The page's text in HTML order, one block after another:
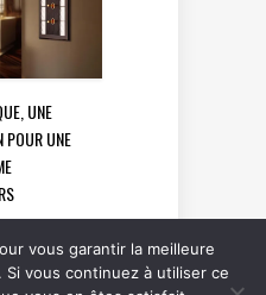
UNE
POUR UNE
vous garantir la meilleure
vous continuez à utiliser ce